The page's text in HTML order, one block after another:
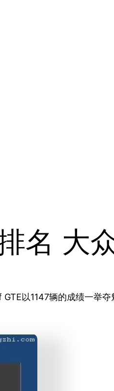
名 大
以1147辆的成绩一举